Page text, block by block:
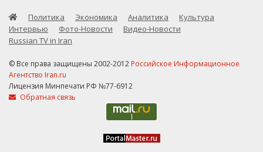
Политика Экономика Аналитика
Культура
Интервью
Фото-Новости
Видео-Новости
Russian TV in Iran
© Все права защищены 2002-2012 Российское Информационное
Агентство Iran.ru
Лицензия Минпечати РФ №77-6912
Обратная связь